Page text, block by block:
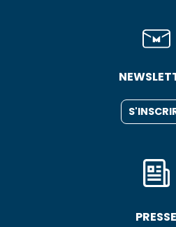
PRESSE